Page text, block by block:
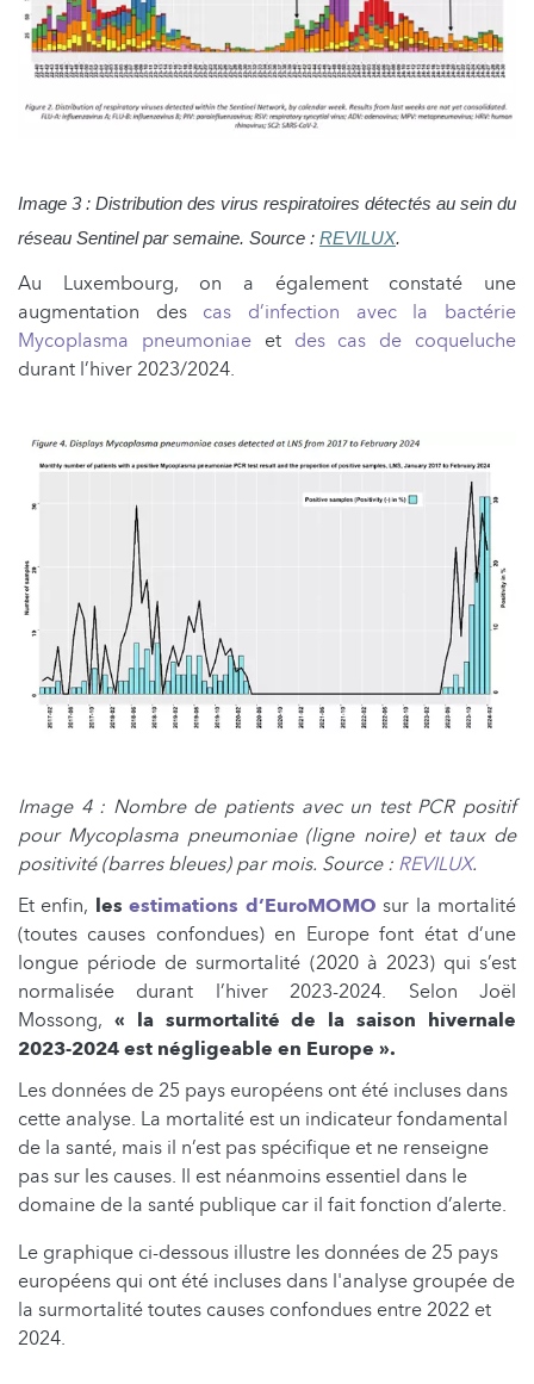
Image 3 : Distribution des virus respiratoires détectés au sein du
réseau Sentinel par semaine. Source : REVILUX.
Au Luxembourg, on a également constaté une
augmentation des cas d’infection avec la bactérie
Mycoplasma pneumoniaeet des cas de coqueluche
durant l’hiver 2023/2024.
Image 4 : Nombre de patients avec un test PCR positif
pour Mycoplasma pneumoniae (ligne noire) et taux de
positivité (barres bleues) par mois. Source : REVILUX.
Et enfin, lesestimations d’EuroMOMO sur la mortalité
(toutes causes confondues) en Europe font état d’une
longue période de surmortalité (2020 à 2023) qui s’est
normalisée durant l’hiver 2023-2024. Selon Joël
Mossong, « la surmortalité de la saison hivernale
2023-2024 est négligeable en Europe ».
Les données de 25 pays européens ont été incluses dans
cette analyse. La mortalité est un indicateur fondamental
de la santé, mais il n’est pas spécifique et ne renseigne
pas sur les causes. Il est néanmoins essentiel dans le
domaine de la santé publique car il fait fonction d’alerte.
Le graphique ci-dessous illustre les données de 25 pays
européens qui ont été incluses dans l'analyse groupée de
la surmortalité toutes causes confondues entre 2022 et
2024.